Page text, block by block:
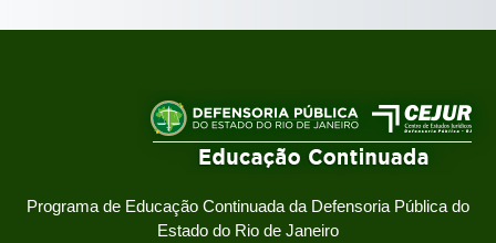
Programa de Educação Continuada da Defensoria Pública do
Estado do Rio de Janeiro